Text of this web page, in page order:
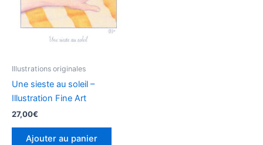
Illustrations originales
Une sieste au soleil –
Illustration Fine Art
27,00€
Ajouter au panier